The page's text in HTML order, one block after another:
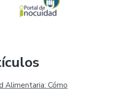
Alimentaria: Cómo